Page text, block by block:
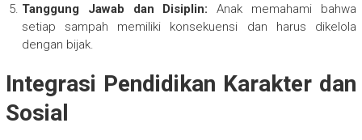
Tanggung Jawab dan Disiplin: Anak memahami bahwa
setiap sampah memiliki konsekuensi dan harus dikelola
dengan bijak.
Integrasi Pendidikan Karakter dan
Sosial